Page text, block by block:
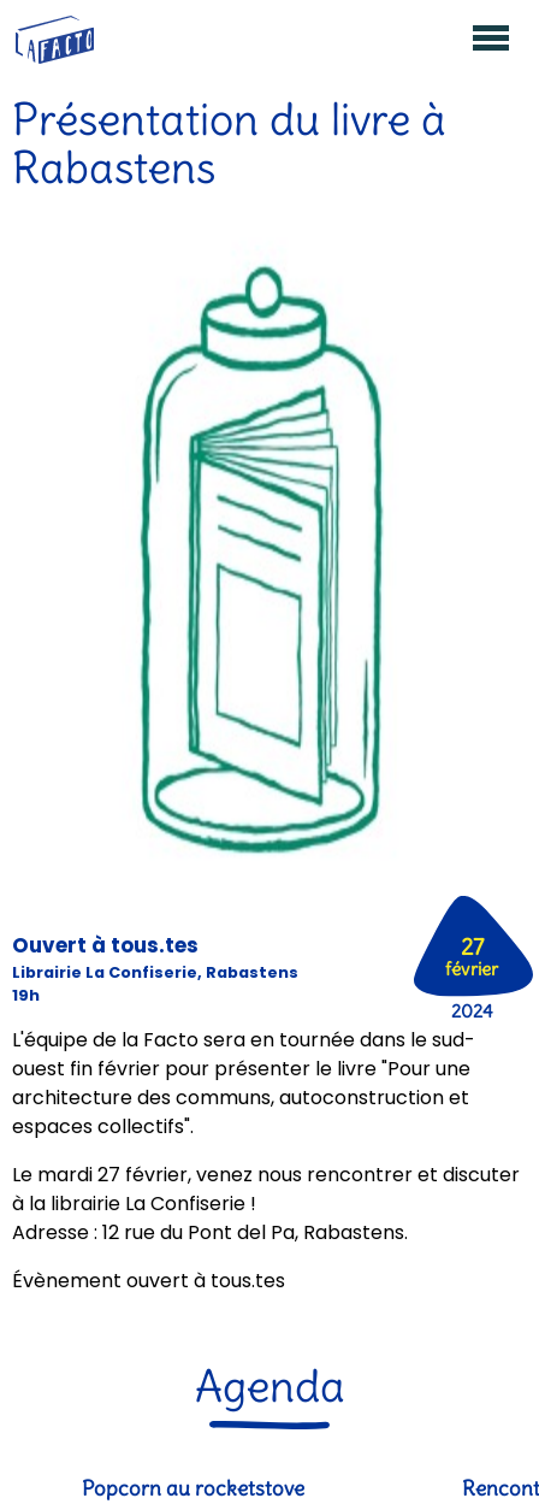
Présentation du livre à
Rabastens
27
février
2024
Ouvert à tous.tes
Librairie La Confiserie, Rabastens
19h
L'équipe de la Facto sera en tournée dans le sud-
ouest fin février pour présenter le livre "Pour une
architecture des communs, autoconstruction et
espaces collectifs".
Le mardi 27 février, venez nous rencontrer et discuter
à la librairie La Confiserie !
Adresse : 12 rue du Pont del Pa, Rabastens.
Évènement ouvert à tous.tes
Agenda
Popcorn au rocketstove